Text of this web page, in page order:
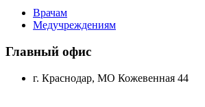
Врачам
Медучреждениям
Главный офис
г. Краснодар, МО Кожевенная 44